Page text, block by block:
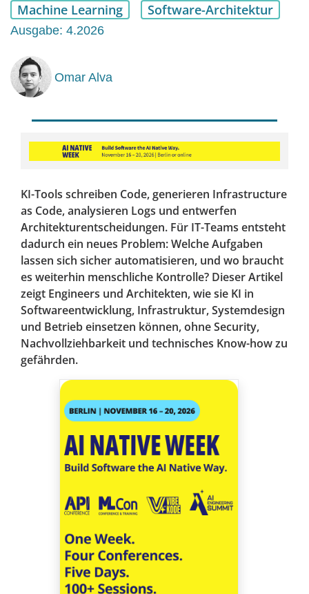
Machine Learning Software-Architektur
Ausgabe: 4.2026
Omar Alva
KI-Tools schreiben Code, generieren Infrastructure
as Code, analysieren Logs und entwerfen
Architekturentscheidungen. Für IT-Teams entsteht
dadurch ein neues Problem: Welche Aufgaben
lassen sich sicher automatisieren, und wo braucht
es weiterhin menschliche Kontrolle? Dieser Artikel
zeigt Engineers und Architekten, wie sie KI in
Softwareentwicklung, Infrastruktur, Systemdesign
und Betrieb einsetzen können, ohne Security,
Nachvollziehbarkeit und technisches Know-how zu
gefährden.